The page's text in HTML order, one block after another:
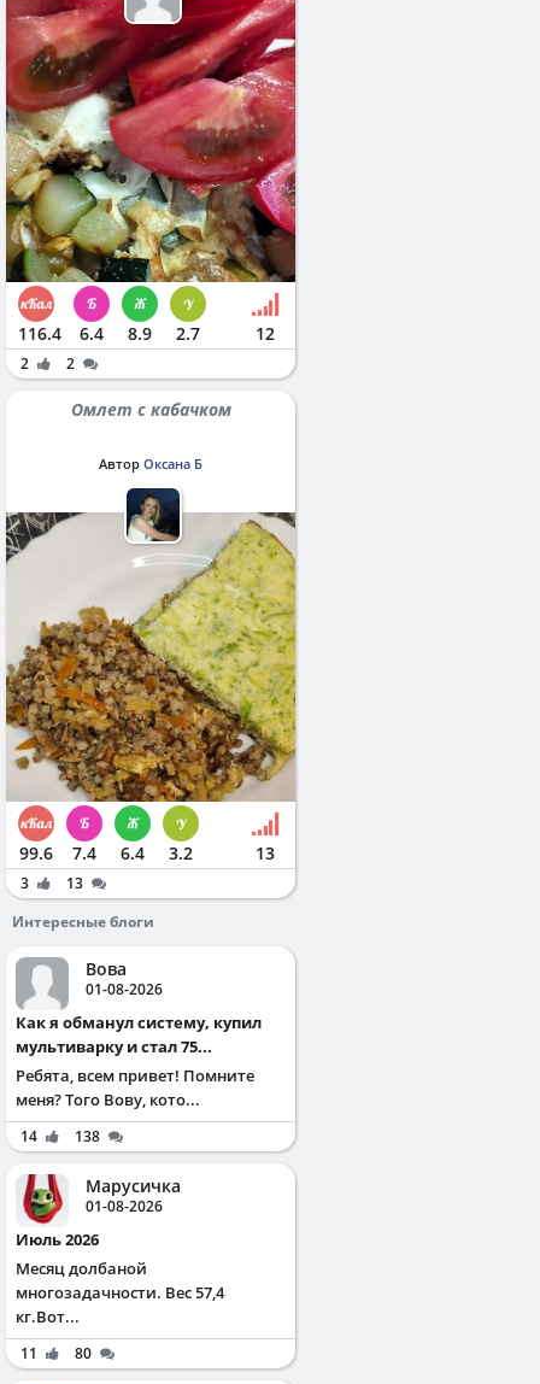
116.4 6.4 8.9 2.7 12
2 2
Омлет с кабачком
Автор Оксана Б
99.6 7.4 6.4 3.2 13
3
13
Интересные блоги
Вова
01-08-2026
Как я обманул систему, купил
мультиварку и стал 75...
Ребята, всем привет! Помните
меня? Того Вову, кото...
14 138
Марусичка
01-08-2026
Июль 2026
Месяц долбаной
многозадачности. Вес 57,4
кг.Вот...
11 80